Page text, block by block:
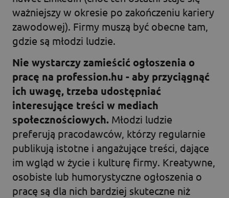
ważniejszy w okresie po zakończeniu kariery
zawodowej). Firmy muszą być obecne tam,
gdzie są młodzi ludzie.
Nie wystarczy zamieścić ogłoszenia o
pracę na profession.hu - aby przyciągnąć
ich uwagę, trzeba udostępniać
interesujące treści w mediach
społecznościowych. Młodzi ludzie
preferują pracodawców, którzy regularnie
publikują istotne i angażujące treści, dające
im wgląd w życie i kulturę firmy. Kreatywne,
osobiste lub humorystyczne ogłoszenia o
pracę są dla nich bardziej skuteczne niż